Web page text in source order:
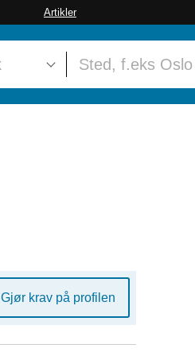
Artikler
Gjør krav på profilen